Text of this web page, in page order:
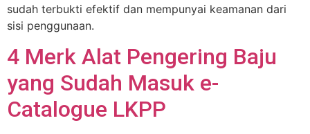
sudah terbukti efektif dan mempunyai keamanan dari
sisi penggunaan.
4 Merk Alat Pengering Baju
yang Sudah Masuk e-
Catalogue LKPP